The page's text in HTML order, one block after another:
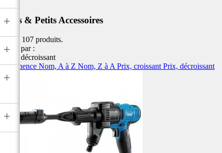
+
+
+
+
Sacs & Petits Accessoires
Il y a 107 produits.
Trier par :
Prix, décroissant
Pertinence Nom, A à Z Nom, Z à A Prix, croissant Prix, décroissant